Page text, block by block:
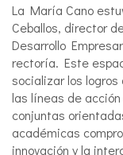
La María Cano
Ceballos, director
Desarrollo
rectoría. Este
socializar los
las líneas de
conjuntas
académicas
innovación y la